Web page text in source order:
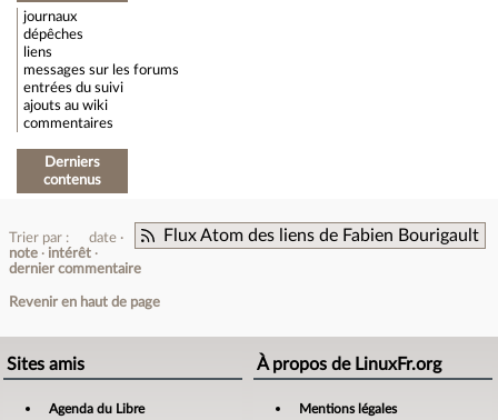
journaux
dépêches
liens
messages sur les forums
entrées du suivi
ajouts au wiki
commentaires
Derniers
contenus
Flux Atom des liens de Fabien Bourigault
Trier par :
date
note
intérêt
dernier commentaire
Revenir en haut de page
Sites amis
Agenda du Libre
À propos de LinuxFr.org
Mentions légales